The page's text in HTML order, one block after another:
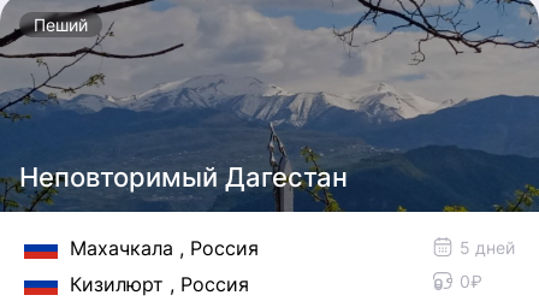
Пеший
Неповторимый Дагестан
Махачкала , Россия
Кизилюрт , Россия
5 дней
0₽